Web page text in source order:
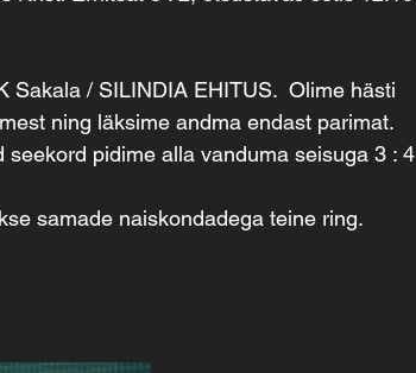
Sakala / SILINDIA EHITUS.  Olime hästi
ning läksime andma endast parimat.
pidime alla vanduma seisuga 3 : 4
samade naiskondadega teine ring.